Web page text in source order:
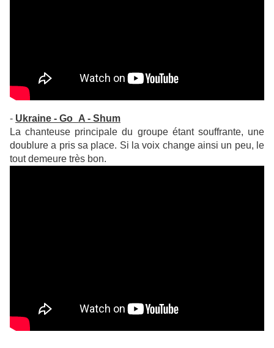
- Ukraine - Go_A - Shum
La chanteuse principale du groupe étant souffrante, une
doublure a pris sa place. Si la voix change ainsi un peu, le
tout demeure très bon.